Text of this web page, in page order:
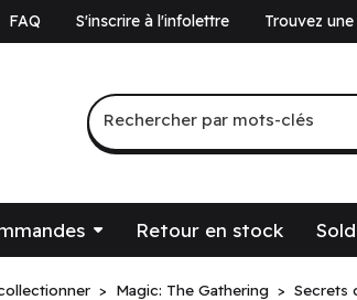
FAQ S'inscrire à l'infolettre Trouvez
Recherche par mots-
Rechercher par mots-clés
Retour en stock
Magic: The Gathering
Secrets